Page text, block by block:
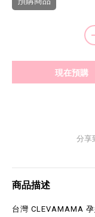
現在預購
分享
商品描述
台灣 CLEVAMAMA